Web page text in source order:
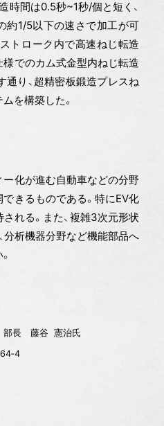
時間は0.5秒~1秒/個と短く、
約1/5以下の速さで加工が可
トローク内で高速ねじ転造
でのカム式金型内ねじ転造
通り、超精密板鍛造プレスね
を構築した。
化が進む自動車などの分野
きるものである。特にEV化
れる。また、複雑3次元形状
分析機器分野など機能部品へ
部長 藤谷 憲治氏